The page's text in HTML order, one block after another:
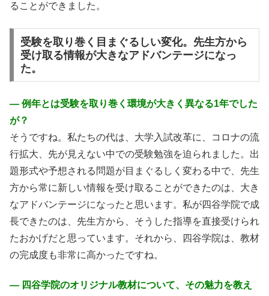
ることができました。
受験を取り巻く目まぐるしい変化。先生方から
受け取る情報が大きなアドバンテージになっ
た。
― 例年とは受験を取り巻く環境が大きく異なる1年でした
が？
そうですね。私たちの代は、大学入試改革に、コロナの流
行拡大、先が見えない中での受験勉強を迫られました。出
題形式や予想される問題が目まぐるしく変わる中で、先生
方から常に新しい情報を受け取ることができたのは、大き
なアドバンテージになったと思います。私が四谷学院で成
長できたのは、先生方から、そうした指導を直接受けられ
たおかげだと思っています。それから、四谷学院は、教材
の完成度も非常に高かったですね。
― 四谷学院のオリジナル教材について、その魅力を教え